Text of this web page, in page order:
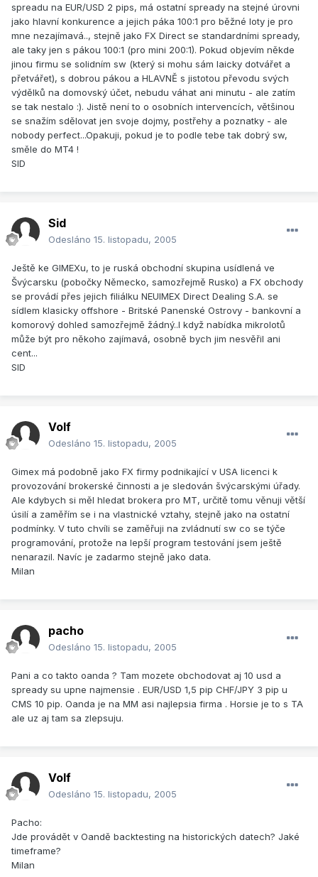
spreadu na EUR/USD 2 pips, má ostatní spready na stejné úrovni
jako hlavní konkurence a jejich páka 100:1 pro běžné loty je pro
mne nezajímavá.., stejně jako FX Direct se standardními spready,
ale taky jen s pákou 100:1 (pro mini 200:1). Pokud objevím někde
jinou firmu se solidním sw (který si mohu sám laicky dotvářet a
přetvářet), s dobrou pákou a HLAVNĚ s jistotou převodu svých
výdělků na domovský účet, nebudu váhat ani minutu - ale zatím
se tak nestalo :). Jistě není to o osobních intervencích, většinou
se snažím sdělovat jen svoje dojmy, postřehy a poznatky - ale
nobody perfect...Opakuji, pokud je to podle tebe tak dobrý sw,
směle do MT4 !
SID
Sid
Odesláno 15. listopadu, 2005
Ještě ke GIMEXu, to je ruská obchodní skupina usídlená ve
Švýcarsku (pobočky Německo, samozřejmě Rusko) a FX obchody
se provádí přes jejich filiálku NEUIMEX Direct Dealing S.A. se
sídlem klasicky offshore - Britské Panenské Ostrovy - bankovní a
komorový dohled samozřejmě žádný..I když nabídka mikrolotů
může být pro někoho zajímavá, osobně bych jim nesvěřil ani
cent...
SID
Volf
Odesláno 15. listopadu, 2005
Gimex má podobně jako FX firmy podnikající v USA licenci k
provozování brokerské činnosti a je sledován švýcarskými úřady.
Ale kdybych si měl hledat brokera pro MT, určitě tomu věnuji větší
úsilí a zaměřím se i na vlastnické vztahy, stejně jako na ostatní
podmínky. V tuto chvíli se zaměřuji na zvládnutí sw co se týče
programování, protože na lepší program testování jsem ještě
nenarazil. Navíc je zadarmo stejně jako data.
Milan
pacho
Odesláno 15. listopadu, 2005
Pani a co takto oanda ? Tam mozete obchodovat aj 10 usd a
spready su upne najmensie . EUR/USD 1,5 pip CHF/JPY 3 pip u
CMS 10 pip. Oanda je na MM asi najlepsia firma . Horsie je to s TA
ale uz aj tam sa zlepsuju.
Volf
Odesláno 15. listopadu, 2005
Pacho:
Jde provádět v Oandě backtesting na historických datech? Jaké
timeframe?
Milan